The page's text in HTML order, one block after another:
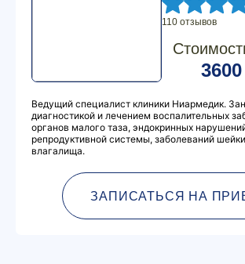
110 отзывов
Ведущий специалист клиники Ниармедик.
диагностикой и лечением воспалительных
органов малого таза, эндокринных
репродуктивной системы, заболеваний
влагалища.
ЗАПИСАТЬСЯ НА